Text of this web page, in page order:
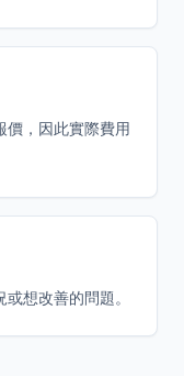
價，因此實際費用
想改善的問題。